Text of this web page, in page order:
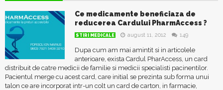
Ce medicamente beneficiaza de
reducerea Cardului PharmAccess ?
STIRI MEDICALE august 11, 2012 149
Dupa cum am mai amintit si in articolele
anterioare, exista Cardul PharAccess, un card
distribuit de catre medicii de familie si medicii specialisti pacinentilor.
Pacientul merge cu acest card, care initial se prezinta sub forma unui
talon ce are incorporat intr-un colt un card de carton, in farmacie,